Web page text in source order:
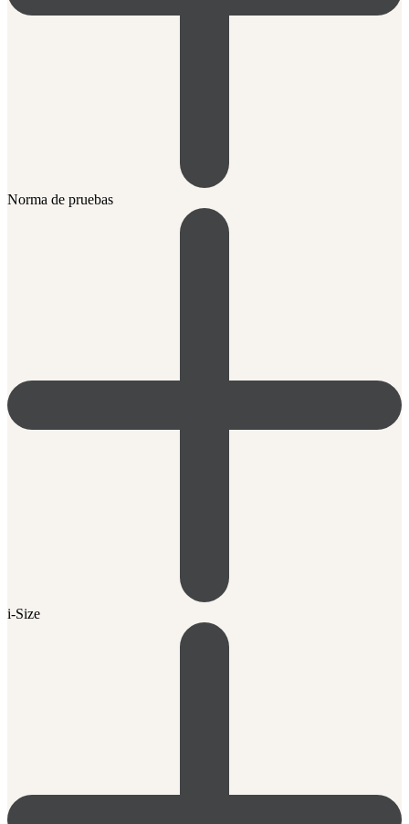
Norma de pruebas
i-Size